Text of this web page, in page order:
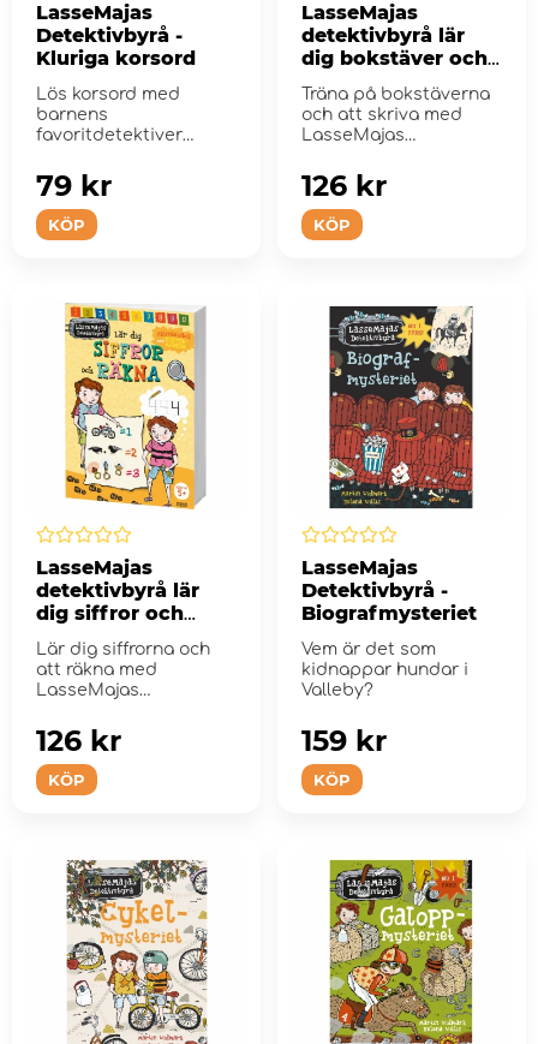
LasseMajas
Detektivbyrå -
Kluriga korsord
Lös korsord med
barnens
favoritdetektiver
denna kluriga
korsordsbo...
KÖP
79 kr
LasseMajas
detektivbyrå lär
dig bokstäver och
skriva
Träna på bokstäverna
och att skriva med
LasseMajas
KÖP
126 kr
LasseMajas
detektivbyrå lär
dig siffror och
Lär dig siffrorna och
att räkna med
LasseMajas
KÖP
126 kr
LasseMajas
Detektivbyrå -
Biografmysteriet
Vem är det som
kidnappar hundar i
Valleby?
KÖP
159 kr